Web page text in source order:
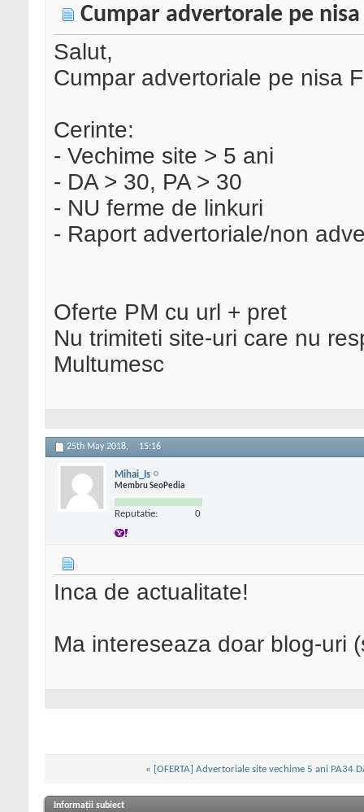
Cumpar advertorale pe nisa
Salut,
Cumpar advertoriale pe nisa
Cerinte:
- Vechime site > 5 ani
- DA > 30, PA > 30
- NU ferme de linkuri
- Raport advertoriale/non
Oferte PM cu url + pret
Nu trimiteti site-uri care nu
Multumesc
25th May 2018, 15:16
Mihai_Is
Membru SeoPedia
Reputatie: 0
Inca de actualitate!
Ma intereseaza doar blog-uri
« [OFERTA] Advertoriale site vechime 5 ani PA34
Informații subiect